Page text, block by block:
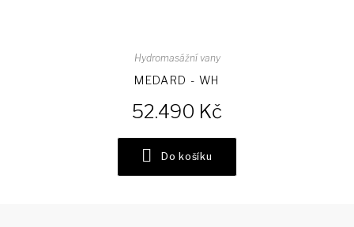
Hydromasážní vany
MEDARD - WH
52.490
Do košíku